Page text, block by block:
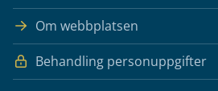
Om webbplatsen
Behandling personuppgifter